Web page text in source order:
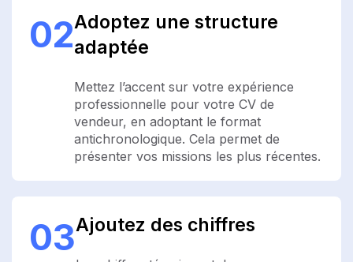
02Adoptez une structure
adaptée
Mettez l’accent sur votre expérience
professionnelle pour votre CV de
vendeur, en adoptant le format
antichronologique. Cela permet de
présenter vos missions les plus récentes.
03Ajoutez des chiffres